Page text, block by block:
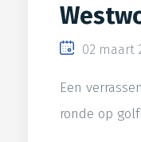
02 maart
Een
ronde op